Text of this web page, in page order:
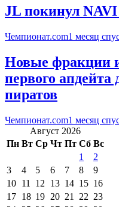
JL покинул
Чемпионат.com1 месяц
Новые фракции
первого
пиратов
Чемпионат.com1 месяц
Август 2026
Пн Вт Ср Чт Пт Сб Вс
1
2
3
4 5 6 7 8
9
10 11 12 13 14 15 16
17 18 19 20 21 22 23